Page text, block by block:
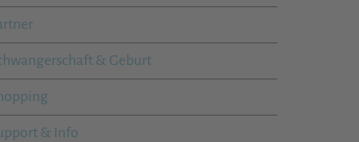
& Geburt
& Info